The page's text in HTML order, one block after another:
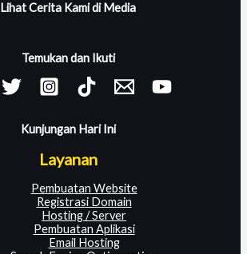
Lihat Cerita Kami di Media
Temukan dan Ikuti
Kunjungan Hari Ini
Layanan
Pembuatan Website
Registrasi Domain
Hosting / Server
Pembuatan Aplikasi
Email Hosting